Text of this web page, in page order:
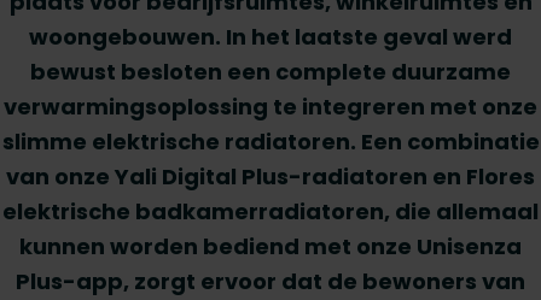
woongebouwen. In het laatste geval werd
bewust besloten een complete duurzame
verwarmingsoplossing te integreren met onze
slimme elektrische radiatoren. Een combinatie
van onze Yali Digital Plus-radiatoren en Flores
elektrische badkamerradiatoren, die allemaal
kunnen worden bediend met onze Unisenza
Plus-app, zorgt ervoor dat de bewoners van